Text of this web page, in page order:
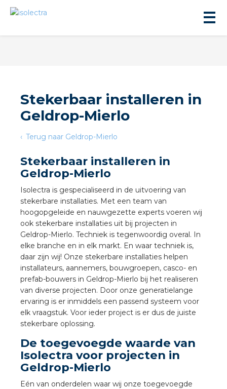
Stekerbaar installeren in
Geldrop-Mierlo
Terug naar Geldrop-Mierlo
Stekerbaar installeren in
Geldrop-Mierlo
Isolectra is gespecialiseerd in de uitvoering van
stekerbare installaties. Met een team van
hoogopgeleide en nauwgezette experts voeren wij
ook stekerbare installaties uit bij projecten in
Geldrop-Mierlo. Techniek is tegenwoordig overal. In
elke branche en in elk markt. En waar techniek is,
daar zijn wij! Onze stekerbare installaties helpen
installateurs, aannemers, bouwgroepen, casco- en
prefab-bouwers in Geldrop-Mierlo bij het realiseren
van diverse projecten. Door onze generatielange
ervaring is er inmiddels een passend systeem voor
elk vraagstuk. Voor ieder project is er dus de juiste
stekerbare oplossing.
De toegevoegde waarde van
Isolectra voor projecten in
Geldrop-Mierlo
Eén van onderdelen waar wij onze toegevoegde
installeren
installeren
installeren
installeren in beton